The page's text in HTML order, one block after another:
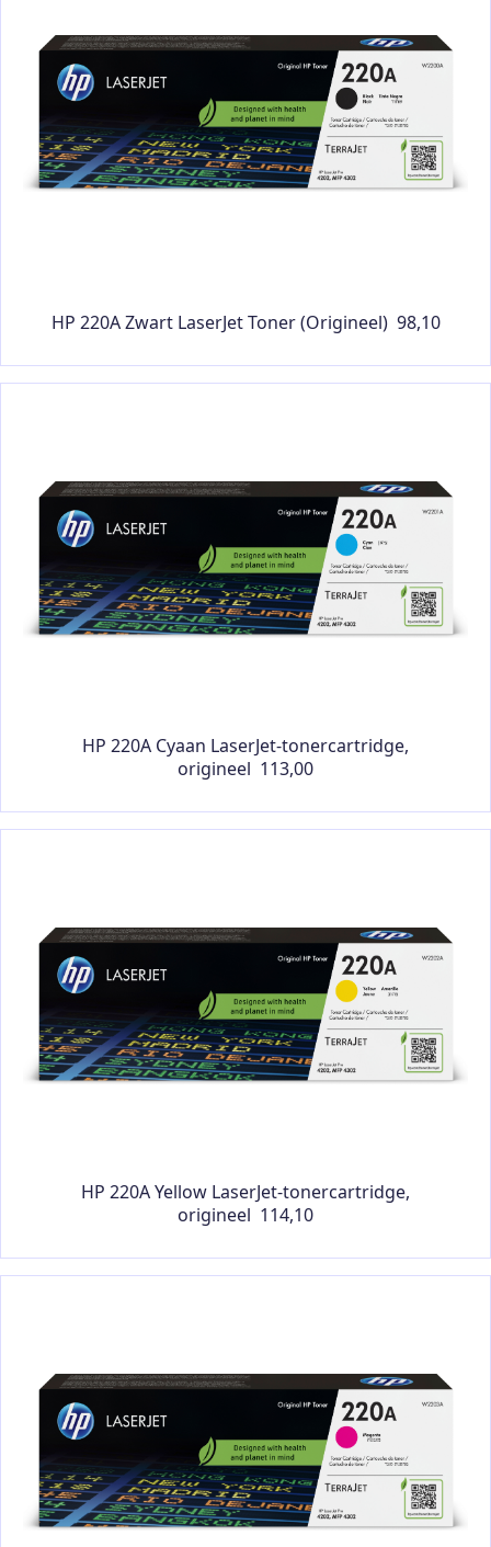
HP 220A Zwart LaserJet Toner (Origineel) 98,10
HP 220A Cyaan LaserJet-tonercartridge,
origineel 113,00
HP 220A Yellow LaserJet-tonercartridge,
origineel 114,10